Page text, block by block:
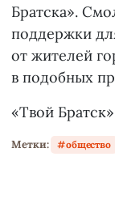
Братска».
поддержки
от жителей
в подобных
«Твой Братск»
Метки: общество